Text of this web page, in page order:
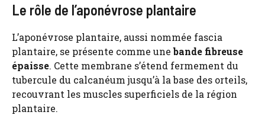
Le rôle de l’aponévrose plantaire
L’aponévrose plantaire, aussi nommée fascia
plantaire, se présente comme unebande fibreuse
épaisse. Cette membrane s’étend fermement du
tubercule du calcanéum jusqu’à la base des orteils,
recouvrant les muscles superficiels de la région
plantaire.